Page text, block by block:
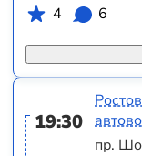
4 6
19:30
пр.